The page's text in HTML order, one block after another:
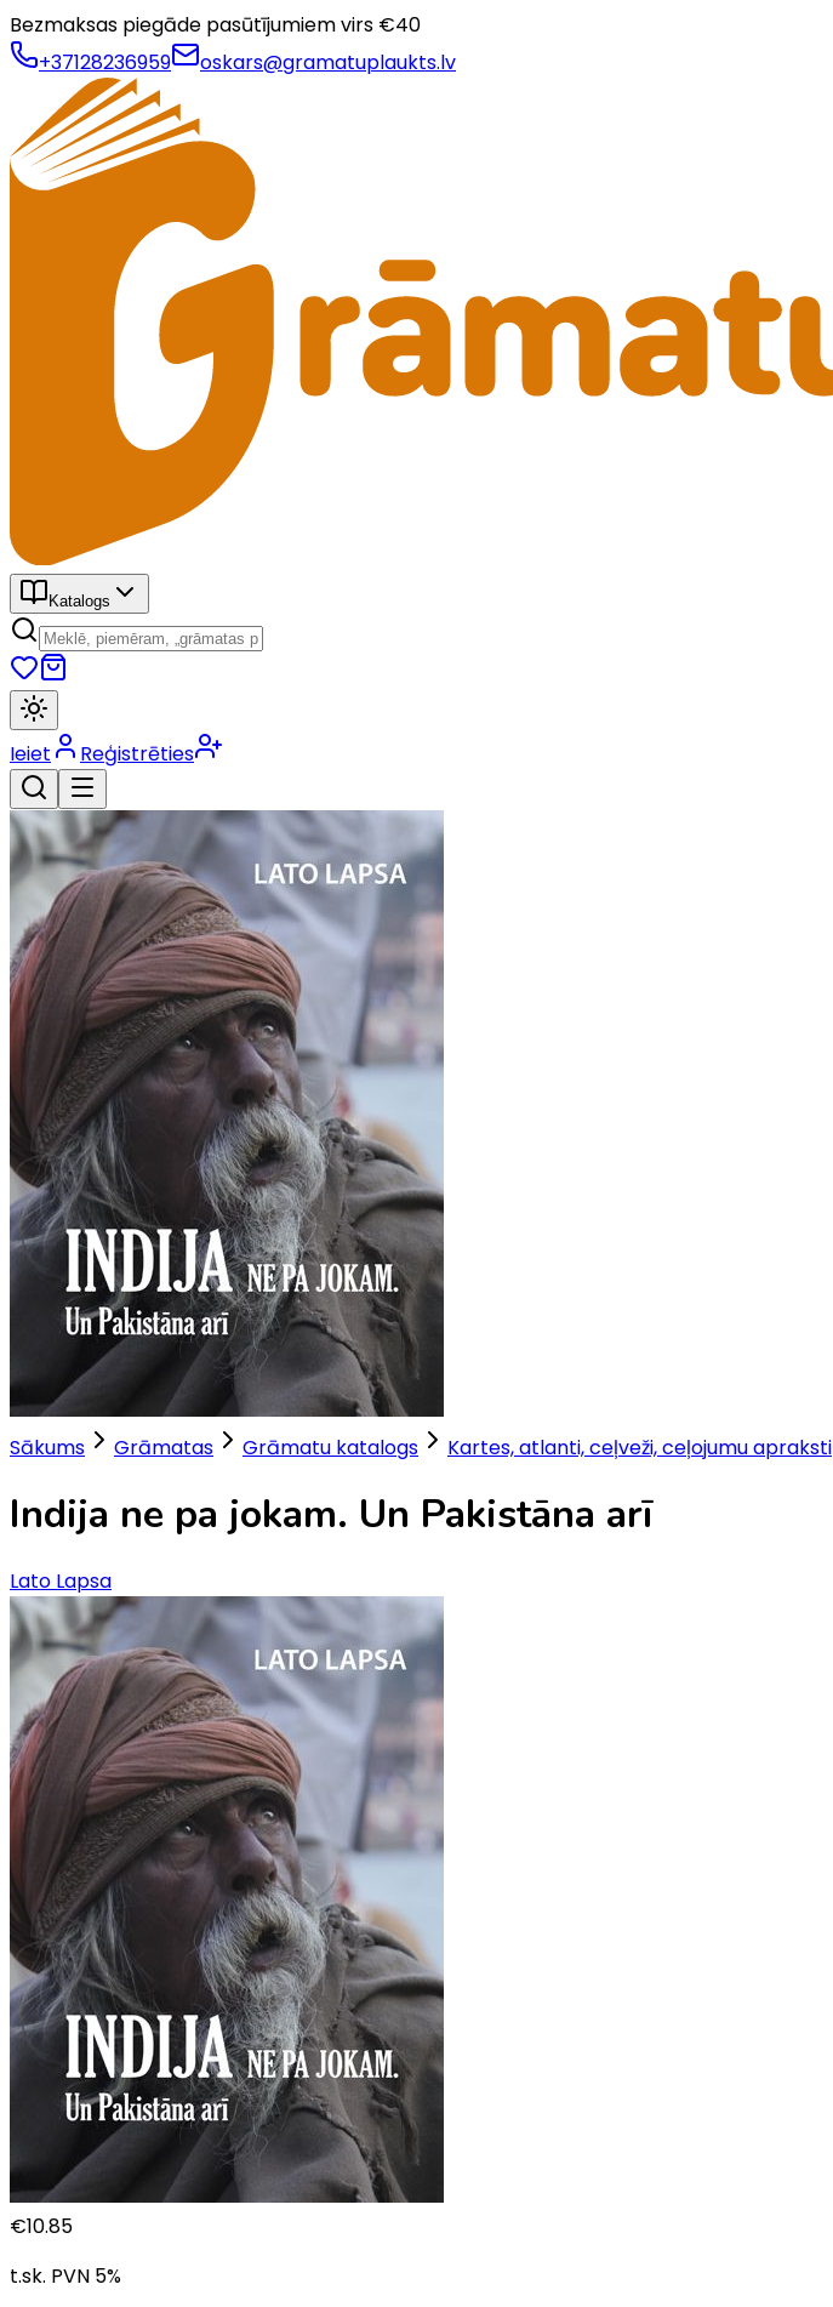
Bezmaksas piegāde pasūtījumiem virs €40
+37128236959
oskars@gramatuplaukts.lv
Katalogs
Ieiet Reģistrēties
Sākums Grāmatas Grāmatu katalogs Kartes, atlanti, ceļveži, ceļojumu apraksti
Indija ne pa jokam. Un Pakistāna arī
Lato Lapsa
€10.85
t.sk. PVN 5%